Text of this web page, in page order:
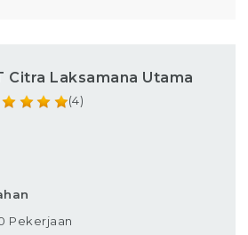
Citra Laksamana Utama
(4)
Pekerjaan